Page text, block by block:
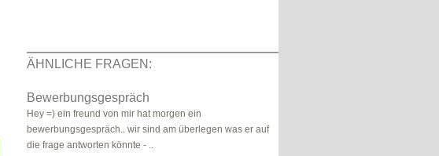
ÄHNLICHE FRAGEN:
Bewerbungsgespräch
Hey =) ein freund von mir hat morgen ein
bewerbungsgespräch.. wir sind am überlegen was er auf
die frage antworten könnte - ..